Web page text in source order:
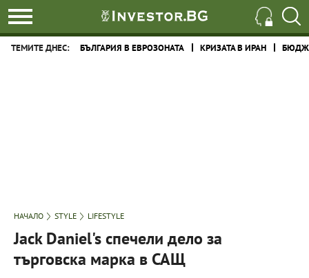
ТЕМИТЕ ДНЕС: БЪЛГАРИЯ В ЕВРОЗОНАТА КРИЗАТА В ИРАН
НАЧАЛО STYLE LIFESTYLE
Jack Daniel's спечели дело за
търговска марка в САЩ